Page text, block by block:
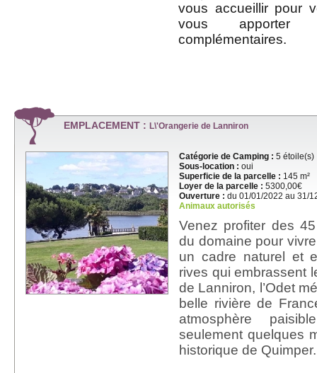
vous accueillir pour
vous apporter
complémentaires.
EMPLACEMENT : L\'Orangerie de Lanniron
Catégorie de Camping : 5 étoile(s)
Sous-location : oui
Superficie de la parcelle : 145 m²
Loyer de la parcelle : 5300,00€
Ouverture : du 01/01/2022 au 31/
Animaux autorisés
Venez profiter des
du domaine pour
un cadre naturel et
rives qui embrassent
de Lanniron, l’Odet
belle rivière de
atmosphère
seulement quelques
historique de Quimper.